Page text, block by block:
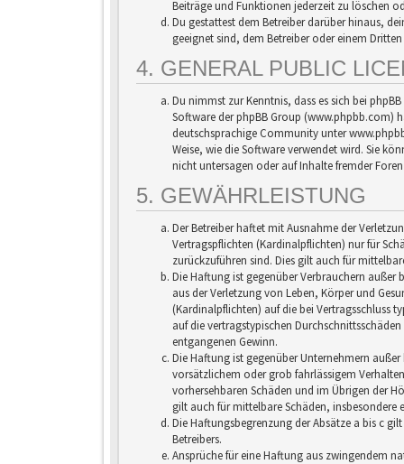
Beiträge und Funktionen jederzeit zu löschen
Du gestattest dem Betreiber darüber hinaus,
geeignet sind, dem Betreiber oder einem
4. GENERAL PUBLIC
Du nimmst zur Kenntnis, dass es sich bei
Software der phpBB Group (www.phpbb.com)
deutschsprachige Community unter
Weise, wie die Software verwendet wird. Sie
nicht untersagen oder auf Inhalte fremder
5. GEWÄHRLEISTUNG
Der Betreiber haftet mit Ausnahme der
Vertragspflichten (Kardinalpflichten) nur für
zurückzuführen sind. Dies gilt auch für
Die Haftung ist gegenüber Verbrauchern
aus der Verletzung von Leben, Körper und
(Kardinalpflichten) auf die bei Vertragsschluss
auf die vertragstypischen
entgangenen Gewinn.
Die Haftung ist gegenüber Unternehmern
vorsätzlichem oder grob fahrlässigem
vorhersehbaren Schäden und im Übrigen der
gilt auch für mittelbare Schäden, insbesondere
Die Haftungsbegrenzung der Absätze a bis c
Betreibers.
Ansprüche für eine Haftung aus zwingendem